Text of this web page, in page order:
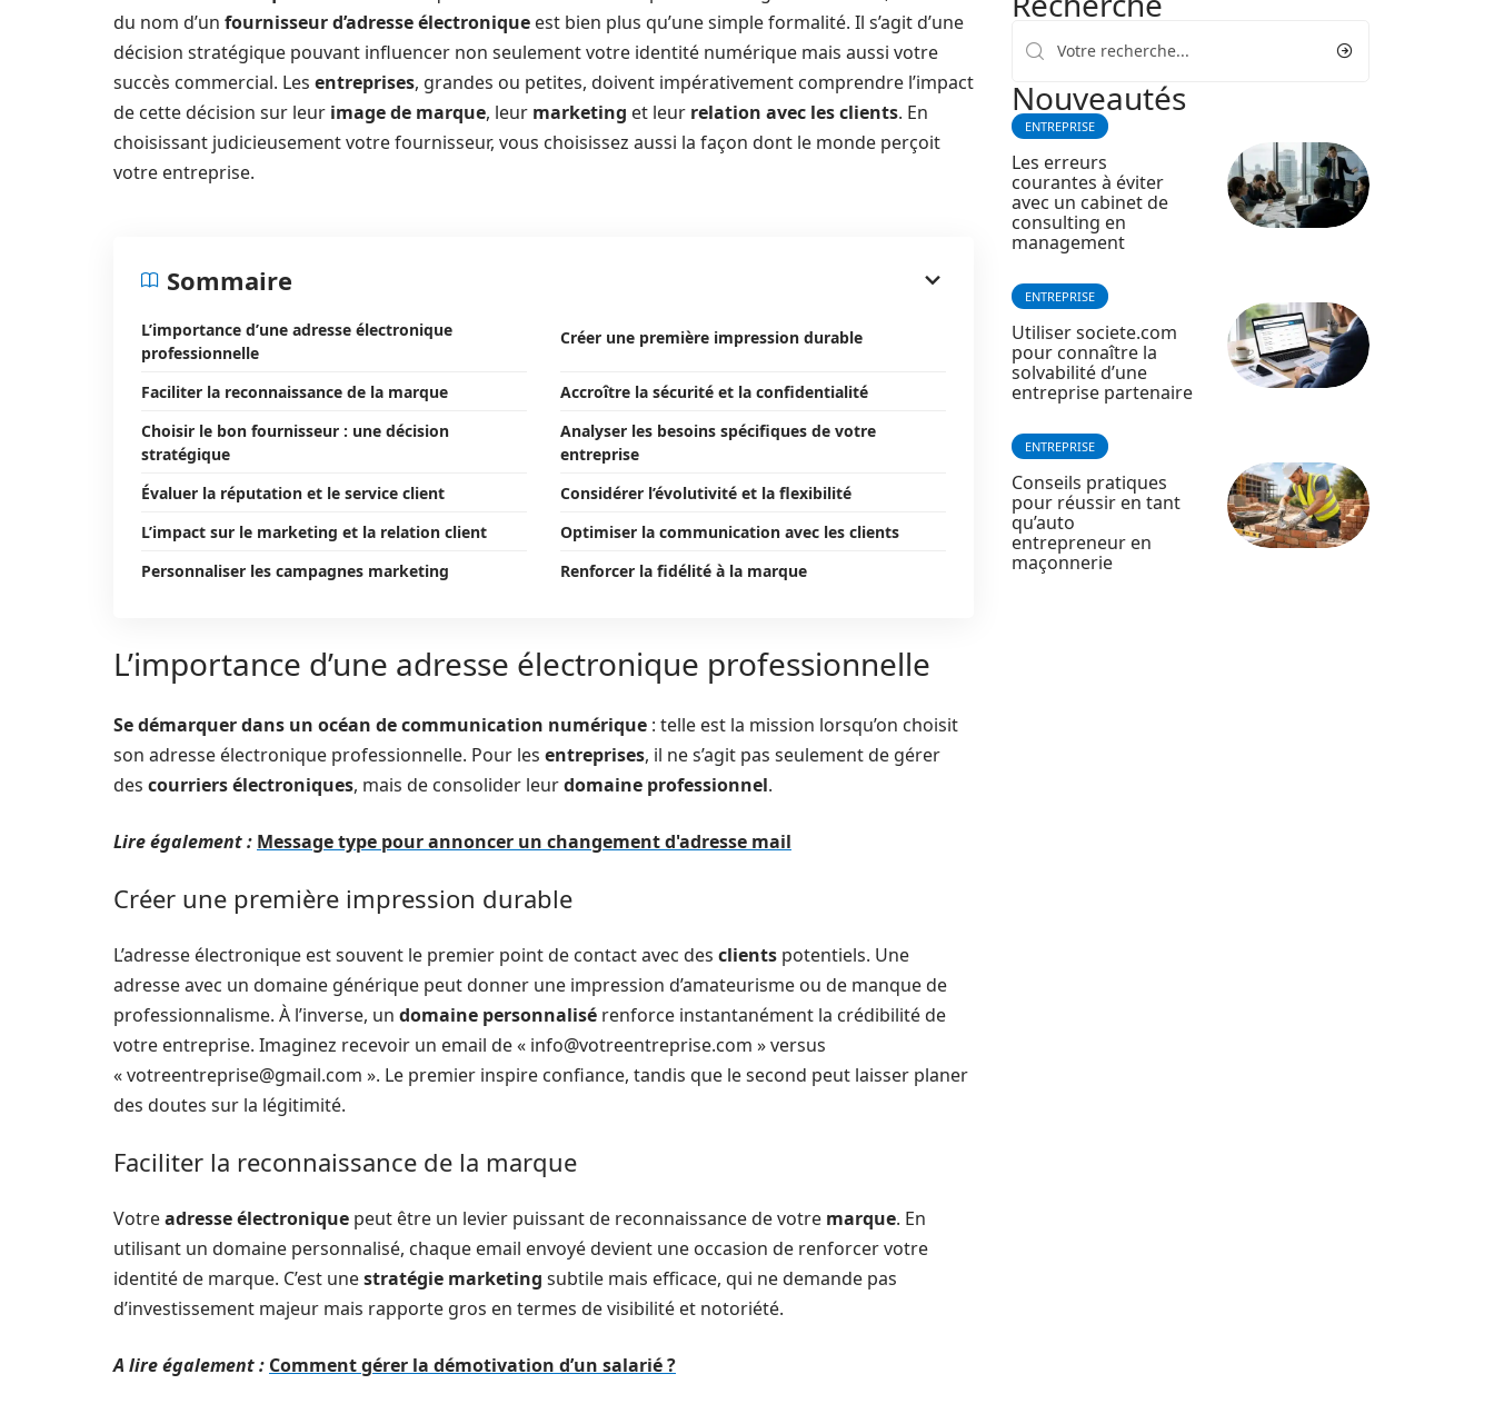
du nom d’un fournisseur d’adresse électronique est bien plus qu’une simple formalité. Il s’agit d’une
décision stratégique pouvant influencer non seulement votre identité numérique mais aussi votre
succès commercial. Les entreprises, grandes ou petites, doivent impérativement comprendre l’impact
de cette décision sur leur image de marque, leur marketing et leur relation avec les clients. En
choisissant judicieusement votre fournisseur, vous choisissez aussi la façon dont le monde perçoit
votre entreprise.
Sommaire
L’importance d’une adresse électronique
professionnelle
Créer une première impression durable
Faciliter la reconnaissance de la marque
Accroître la sécurité et la confidentialité
Choisir le bon fournisseur : une décision
stratégique
Analyser les besoins spécifiques de votre
entreprise
Évaluer la réputation et le service client
Considérer l’évolutivité et la flexibilité
L’impact sur le marketing et la relation client
Optimiser la communication avec les clients
Personnaliser les campagnes marketing
Renforcer la fidélité à la marque
L’importance d’une adresse électronique professionnelle
Se démarquer dans un océan de communication numérique : telle est la mission lorsqu’on choisit
son adresse électronique professionnelle. Pour les entreprises, il ne s’agit pas seulement de gérer
des courriers électroniques, mais de consolider leurdomaine professionnel.
Lire également : Message type pour annoncer un changement d'adresse mail
Créer une première impression durable
L’adresse électronique est souvent le premier point de contact avec des clients potentiels. Une
adresse avec un domaine générique peut donner une impression d’amateurisme ou de manque de
professionnalisme. À l’inverse, un domaine personnalisé renforce instantanément la crédibilité de
votre entreprise. Imaginez recevoir un email de « info@votreentreprise.com » versus
«votreentreprise@gmail.com ». Le premier inspire confiance, tandis que le second peut laisser planer
des doutes sur la légitimité.
Faciliter la reconnaissance de la marque
Votreadresse électronique peut être un levier puissant de reconnaissance de votre marque. En
utilisant un domaine personnalisé, chaque email envoyé devient une occasion de renforcer votre
identité de marque. C’est unestratégie marketing subtile mais efficace, qui ne demande pas
d’investissement majeur mais rapporte gros en termes de visibilité et notoriété.
A lire également : Comment gérer la démotivation d’un salarié ?
Nouveautés
ENTREPRISE
Les erreurs
courantes à éviter
avec un cabinet de
consulting en
management
ENTREPRISE
Utiliser societe.com
pour connaître la
solvabilité d’une
entreprise partenaire
ENTREPRISE
Conseils pratiques
pour réussir en tant
qu’auto
entrepreneur en
maçonnerie